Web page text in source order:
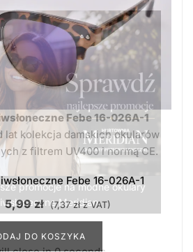
Febe 16-026A-1
lat kolekcja damskich okularów
z filtrem UV400 i normą CE.
Febe 16-026A-1
Pierwotna
cena
wynosiła:
5,99zł Aktualna
cena
wynosi:
(7,37złz VAT)
DO KOSZYKA